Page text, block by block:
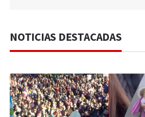
NOTICIAS DESTACADAS